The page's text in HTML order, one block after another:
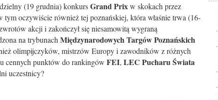
(19 grudnia) konkursGrand Prixw skokach przez
tym oczywiście również tej poznańskiej, która właśnie trwa (16-
akcji i zakończył się niesamowitą wygraną
na trybunach Międzynarodowych Targów Poznańskich
olimpijczyków, mistrzów Europy i zawodników z różnych
cennych punktów do rankingów FEI, LEC Pucharu Świata
uczestnicy?